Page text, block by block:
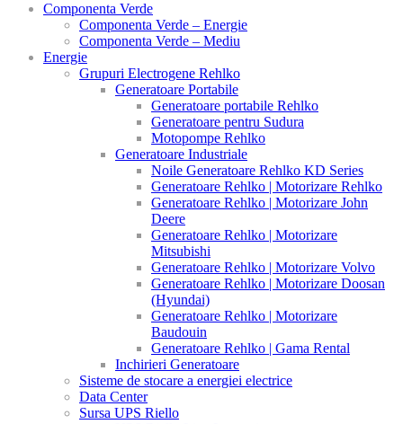
Componenta Verde
Componenta Verde – Energie
Componenta Verde – Mediu
Energie
Grupuri Electrogene Rehlko
Generatoare Portabile
Generatoare portabile Rehlko
Generatoare pentru Sudura
Motopompe Rehlko
Generatoare Industriale
Noile Generatoare Rehlko KD Series
Generatoare Rehlko | Motorizare Rehlko
Generatoare Rehlko | Motorizare John
Deere
Generatoare Rehlko | Motorizare
Mitsubishi
Generatoare Rehlko | Motorizare Volvo
Generatoare Rehlko | Motorizare Doosan
(Hyundai)
Generatoare Rehlko | Motorizare
Baudouin
Generatoare Rehlko | Gama Rental
Inchirieri Generatoare
Sisteme de stocare a energiei electrice
Data Center
Sursa UPS Riello